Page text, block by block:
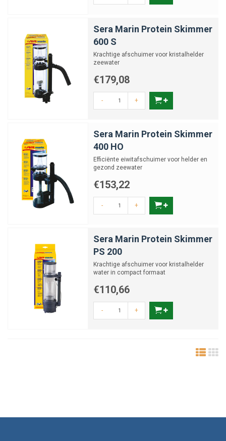
Sera Marin Protein Skimmer
600 S
Krachtige afschuimer voor kristalhelder
zeewater
€179,08
- +
Sera Marin Protein Skimmer
400 HO
Efficiënte eiwitafschuimer voor helder en
gezond zeewater
€153,22
- +
Sera Marin Protein Skimmer
PS 200
Krachtige afschuimer voor kristalhelder
water in compact formaat
€110,66
- +